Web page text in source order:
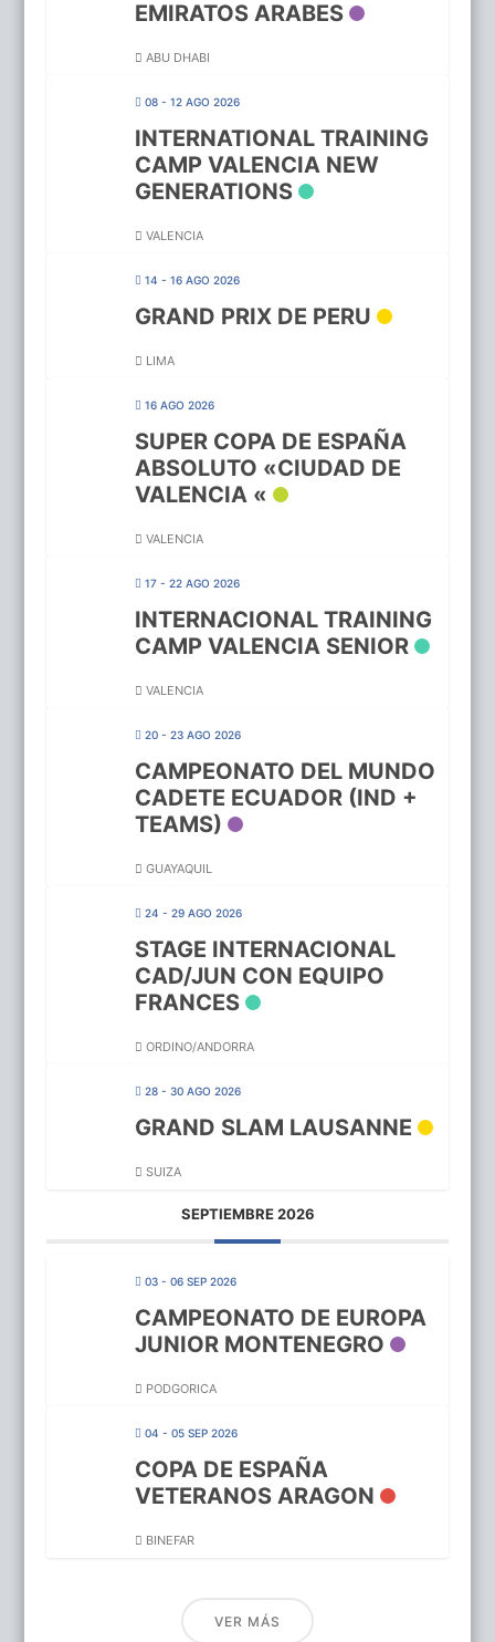
EMIRATOS ARABES
ABU DHABI
08 - 12 AGO 2026
INTERNATIONAL TRAINING
CAMP VALENCIA NEW
GENERATIONS
VALENCIA
14 - 16 AGO 2026
GRAND PRIX DE PERU
LIMA
16 AGO 2026
SUPER COPA DE ESPAÑA
ABSOLUTO «CIUDAD DE
VALENCIA «
VALENCIA
17 - 22 AGO 2026
INTERNACIONAL TRAINING
CAMP VALENCIA SENIOR
VALENCIA
20 - 23 AGO 2026
CAMPEONATO DEL MUNDO
CADETE ECUADOR (IND +
TEAMS)
GUAYAQUIL
24 - 29 AGO 2026
STAGE INTERNACIONAL
CAD/JUN CON EQUIPO
FRANCES
ORDINO/ANDORRA
28 - 30 AGO 2026
GRAND SLAM LAUSANNE
SUIZA
SEPTIEMBRE 2026
03 - 06 SEP 2026
CAMPEONATO DE EUROPA
JUNIOR MONTENEGRO
PODGORICA
04 - 05 SEP 2026
COPA DE ESPAÑA
VETERANOS ARAGON
BINEFAR
VER MÁS